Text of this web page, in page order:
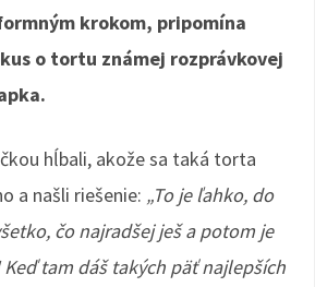
krokom, pripomína
o tortu známej rozprávkovej
hĺbali, akože sa taká torta
a našli riešenie: „To je ľahko, do
čo najradšej ješ a potom je
tam dáš takých päť najlepších